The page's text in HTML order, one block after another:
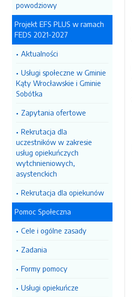
powodziowy
Projekt EFS PLUS w ramach
FEDS 2021-2027
Aktualności
Usługi społeczne w Gminie
Kąty Wrocławskie i Gminie
Sobótka
Zapytania ofertowe
Rekrutacja dla
uczestników w zakresie
usług opiekuńczych
wytchnieniowych,
asystenckich
Rekrutacja dla opiekunów
Pomoc Społeczna
Cele i ogólne zasady
Zadania
Formy pomocy
Usługi opiekuńcze